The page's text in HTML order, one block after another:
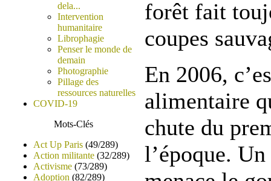
dela...
Intervention
humanitaire
Librophagie
Penser le monde de
demain
Photographie
Pillage des
ressources naturelles
COVID-19
Mots-Clés
Act Up Paris (49/289)
Action militante (32/289)
Activisme (73/289)
Adoption (82/289)
forêt fait
coupes
En 2006,
alimentaire
chute du
l’époque.